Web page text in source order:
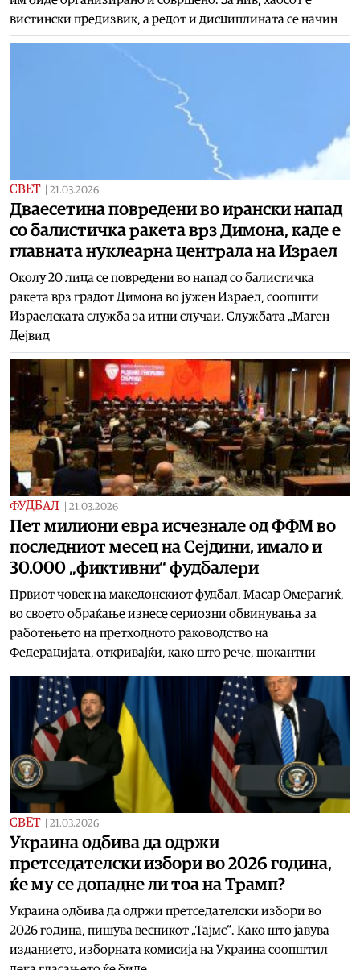
вистински предизвик, а редот и дисциплината се начин
СВЕТ 21.03.2026
Дваесетина повредени во ирански напад
со балистичка ракета врз Димона, каде е
главната нуклеарна централа на Израел
Околу 20 лица се повредени во напад со балистичка
ракета врз градот Димона во јужен Израел, соопшти
Израелската служба за итни случаи. Службата „Маген
Дејвид
ФУДБАЛ 21.03.2026
Пет милиони евра исчезнале од ФФМ во
последниот месец на Сејдини, имало и
30.000 „фиктивни“ фудбалери
Првиот човек на македонскиот фудбал, Масар Омерагиќ,
во своето обраќање изнесе сериозни обвинувања за
работењето на претходното раководство на
Федерацијата, откривајќи, како што рече, шокантни
СВЕТ 21.03.2026
Украина одбива да одржи
претседателски избори во 2026 година,
ќе му се допадне ли тоа на Трамп?
Украина одбива да одржи претседателски избори во
2026 година, пишува весникот „Тајмс“. Како што јавува
изданието, изборната комисија на Украина соопштил